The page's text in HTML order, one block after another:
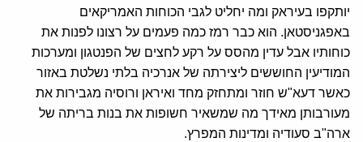
יותקפו בעיראק ומה יחליט לגבי הכוחות האמריקאים
באפגניסטאן. הוא כבר רמז כמה פעמים על רצונו לפנות את
כוחותיו אבל עדין מהסס על רקע לחצים של הפנטגון ומערכות
המודיעין החוששים ליצירתה של אנרכיה בלתי נשלטת באזור
כאשר דעא"ש חוזר ומתחזק מחד ואיראן ורוסיה מגבירות את
מעורבותן מאידך מה שמשאיר חשופות את בנות בריתה של
ארה"ב סעודיה ומדינות המפרץ.